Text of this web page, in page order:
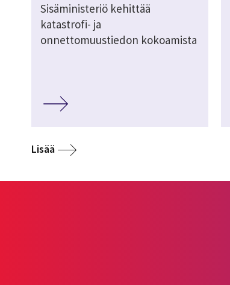
Sisäministeriö kehittää
katastrofi- ja
onnettomuustiedon kokoamista
Lisää